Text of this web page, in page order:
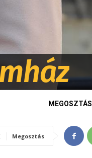
MEGOSZTÁS
Megosztás